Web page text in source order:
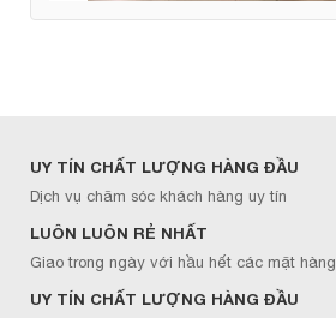
UY TÍN CHẤT LƯỢNG HÀNG ĐẦU
Dịch vụ chăm sóc khách hàng uy tín
LUÔN LUÔN RẺ NHẤT
Giao trong ngày với hầu hết các mặt hàng
UY TÍN CHẤT LƯỢNG HÀNG ĐẦU